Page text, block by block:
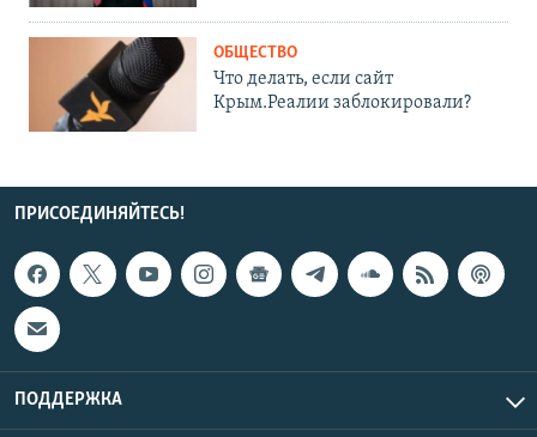
ОБЩЕСТВО
Что делать, если сайт
Крым.Реалии заблокировали?
ПРИСОЕДИНЯЙТЕСЬ!
ПОДДЕРЖКА